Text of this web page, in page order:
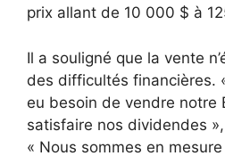
prix allant de 10 000 $ à
Il a souligné que la vente
des difficultés financières.
eu besoin de vendre notre
satisfaire nos dividendes
« Nous sommes en